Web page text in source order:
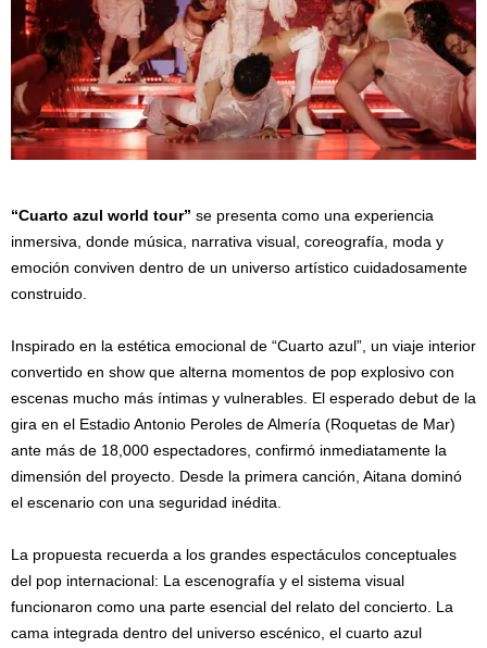
“Cuarto azul world tour” se presenta como una experiencia
inmersiva, donde música, narrativa visual, coreografía, moda y
emoción conviven dentro de un universo artístico cuidadosamente
construido.
Inspirado en la estética emocional de “Cuarto azul”, un viaje interior
convertido en show que alterna momentos de pop explosivo con
escenas mucho más íntimas y vulnerables. El esperado debut de la
gira en el Estadio Antonio Peroles de Almería (Roquetas de Mar)
ante más de 18,000 espectadores, confirmó inmediatamente la
dimensión del proyecto. Desde la primera canción, Aitana dominó
el escenario con una seguridad inédita.
La propuesta recuerda a los grandes espectáculos conceptuales
del pop internacional: La escenografía y el sistema visual
funcionaron como una parte esencial del relato del concierto. La
cama integrada dentro del universo escénico, el cuarto azul